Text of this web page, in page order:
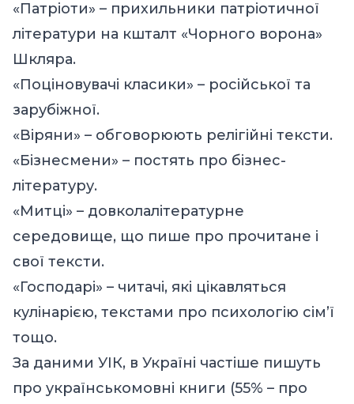
«Патріоти» – прихильники патріотичної
літератури на кшталт «Чорного ворона»
Шкляра.
«Поціновувачі класики» – російської та
зарубіжної.
«Віряни» – обговорюють релігійні тексти.
«Бізнесмени» – постять про бізнес-
літературу.
«Митці» – довколалітературне
середовище, що пише про прочитане і
свої тексти.
«Господарі» – читачі, які цікавляться
кулінарією, текстами про психологію сім’ї
тощо.
За даними УІК, в Україні частіше пишуть
про українськомовні книги (55% – про